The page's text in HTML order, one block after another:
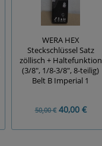
WERA HEX
Steckschlüssel Satz
zöllisch + Haltefunktion
(3/8", 1/8-3/8", 8-teilig)
Belt B Imperial 1
50,00 €40,00 €